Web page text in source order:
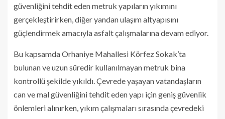
güvenliğini tehdit eden metruk yapıların yıkımını
gerçekleştirirken, diğer yandan ulaşım altyapısını
güçlendirmek amacıyla asfalt çalışmalarına devam ediyor.
Bu kapsamda Orhaniye Mahallesi Körfez Sokak’ta
bulunan ve uzun süredir kullanılmayan metruk bina
kontrollü şekilde yıkıldı. Çevrede yaşayan vatandaşların
can ve mal güvenliğini tehdit eden yapı için geniş güvenlik
önlemleri alınırken, yıkım çalışmaları sırasında çevredeki